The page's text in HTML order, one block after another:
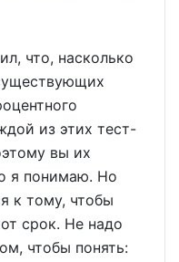
что, насколько
из этих тест-
вы их
я понимаю. Но
к тому, чтобы
срок. Не надо
чтобы понять: